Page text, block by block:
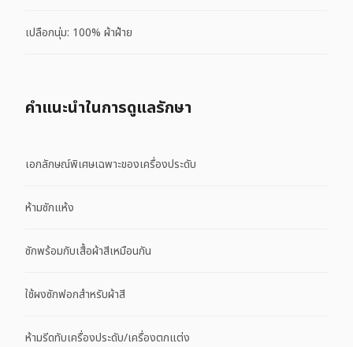
เปลือกนุ่ม: 100% ผ้าฝ้าย
คําแนะนําในการดูแลรักษา
เอกลักษณ์พิเศษเฉพาะของเครื่องประดับ
ห้ามซักแห้ง
ซักพร้อมกับเสื้อผ้าสีเหมือนกัน
ใช้ผงซักฟอกสำหรับผ้าสี
ห้ามรีดทับเครื่องประดับ/เครื่องตกแต่ง